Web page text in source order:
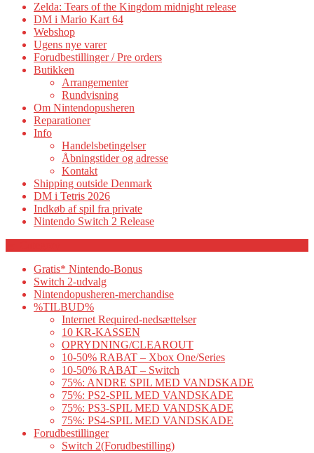
Zelda: Tears of the Kingdom midnight release
DM i Mario Kart 64
Webshop
Ugens nye varer
Forudbestillinger / Pre orders
Butikken
Arrangementer
Rundvisning
Om Nintendopusheren
Reparationer
Info
Handelsbetingelser
Åbningstider og adresse
Kontakt
Shipping outside Denmark
DM i Tetris 2026
Indkøb af spil fra private
Nintendo Switch 2 Release
Gratis* Nintendo-Bonus
Switch 2-udvalg
Nintendopusheren-merchandise
%TILBUD%
Internet Required-nedsættelser
10 KR-KASSEN
OPRYDNING/CLEAROUT
10-50% RABAT – Xbox One/Series
10-50% RABAT – Switch
75%: ANDRE SPIL MED VANDSKADE
75%: PS2-SPIL MED VANDSKADE
75%: PS3-SPIL MED VANDSKADE
75%: PS4-SPIL MED VANDSKADE
Forudbestillinger
Switch 2(Forudbestilling)